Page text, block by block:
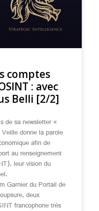
comptes
: avec
Belli [2/2]
de sa newsletter «
donne la parole
afin de
au renseignement
leur vision du
Garnier du Portail de
deux
francophone très